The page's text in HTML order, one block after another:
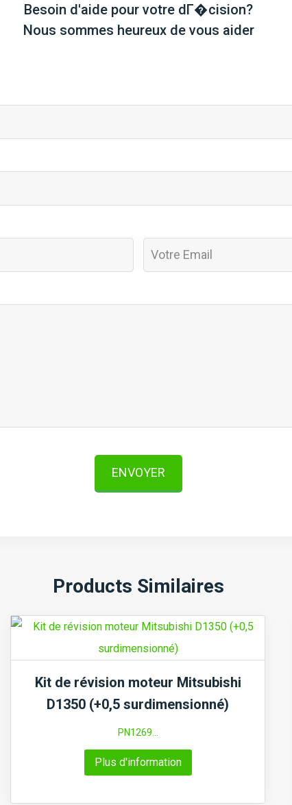
Besoin d'aide pour votre dГ�cision?
Nous sommes heureux de vous aider
ENVOYER
Products Similaires
Kit de révision moteur Mitsubishi
D1350 (+0,5 surdimensionné)
PN1269...
Plus d'information